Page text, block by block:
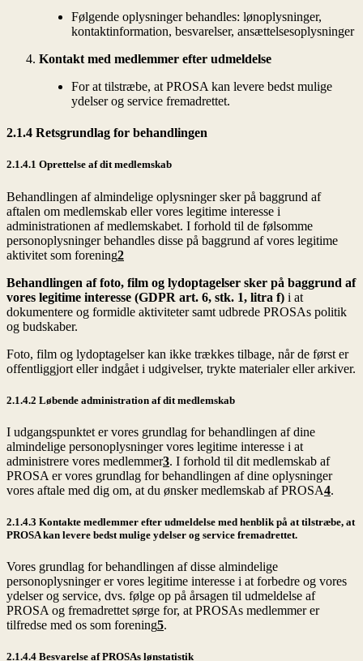
Følgende oplysninger behandles: lønoplysninger,
kontaktinformation, besvarelser, ansættelsesoplysninger
Kontakt med medlemmer efter udmeldelse
For at tilstræbe, at PROSA kan levere bedst mulige
ydelser og service fremadrettet.
2.1.4 Retsgrundlag for behandlingen
2.1.4.1 Oprettelse af dit medlemskab
Behandlingen af almindelige oplysninger sker på baggrund af
aftalen om medlemskab eller vores legitime interesse i
administrationen af medlemskabet. I forhold til de følsomme
personoplysninger behandles disse på baggrund af vores legitime
aktivitet som forening2
Behandlingen af foto, film og lydoptagelser sker på baggrund af
vores legitime interesse (GDPR art. 6, stk. 1, litra f) i at
dokumentere og formidle aktiviteter samt udbrede PROSAs politik
og budskaber.
Foto, film og lydoptagelser kan ikke trækkes tilbage, når de først er
offentliggjort eller indgået i udgivelser, trykte materialer eller arkiver.
2.1.4.2 Løbende administration af dit medlemskab
I udgangspunktet er vores grundlag for behandlingen af dine
almindelige personoplysninger vores legitime interesse i at
administrere vores medlemmer3. I forhold til dit medlemskab af
PROSA er vores grundlag for behandlingen af dine oplysninger
vores aftale med dig om, at du ønsker medlemskab af PROSA4.
2.1.4.3 Kontakte medlemmer efter udmeldelse med henblik på at tilstræbe, at
PROSA kan levere bedst mulige ydelser og service fremadrettet.
Vores grundlag for behandlingen af disse almindelige
personoplysninger er vores legitime interesse i at forbedre og vores
ydelser og service, dvs. følge op på årsagen til udmeldelse af
PROSA og fremadrettet sørge for, at PROSAs medlemmer er
tilfredse med os som forening5.
2.1.4.4 Besvarelse af PROSAs lønstatistik